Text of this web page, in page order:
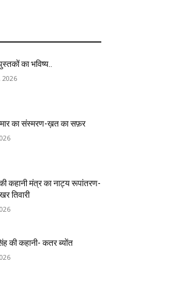
का भविष्य..
2026
का संस्मरण-ख़त का सफ़र
कहानी मंत्र का नाट्य रूपांतरण-
तिवारी
की कहानी- कतर ब्योंत